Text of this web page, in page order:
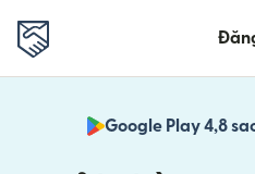
Google Play 4,8